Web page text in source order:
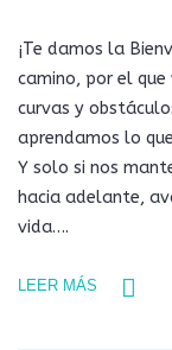
¡Te damos la
camino, por el
curvas y
aprendamos lo
Y solo si nos
hacia adelante,
vida….
LEER MÁS